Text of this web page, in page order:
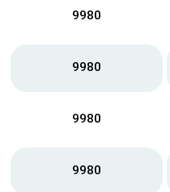
9980
9980
9980
9980